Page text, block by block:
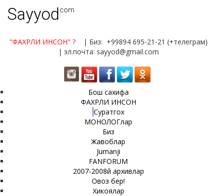
Sayyod.com
"ФАХРЛИ ИНСОН" ?
| Биз: +99894 695-21-21 (+телеграм)
| эл.почта: sayyod@gmail.com
Бош сахифа
ФАХРЛИ ИНСОН
Суратгох
МОНОЛОГлар
Биз
Жавоблар
Jumanji
FANFORUM
2007-2008й архивлар
Овоз бер!
Хикоялар